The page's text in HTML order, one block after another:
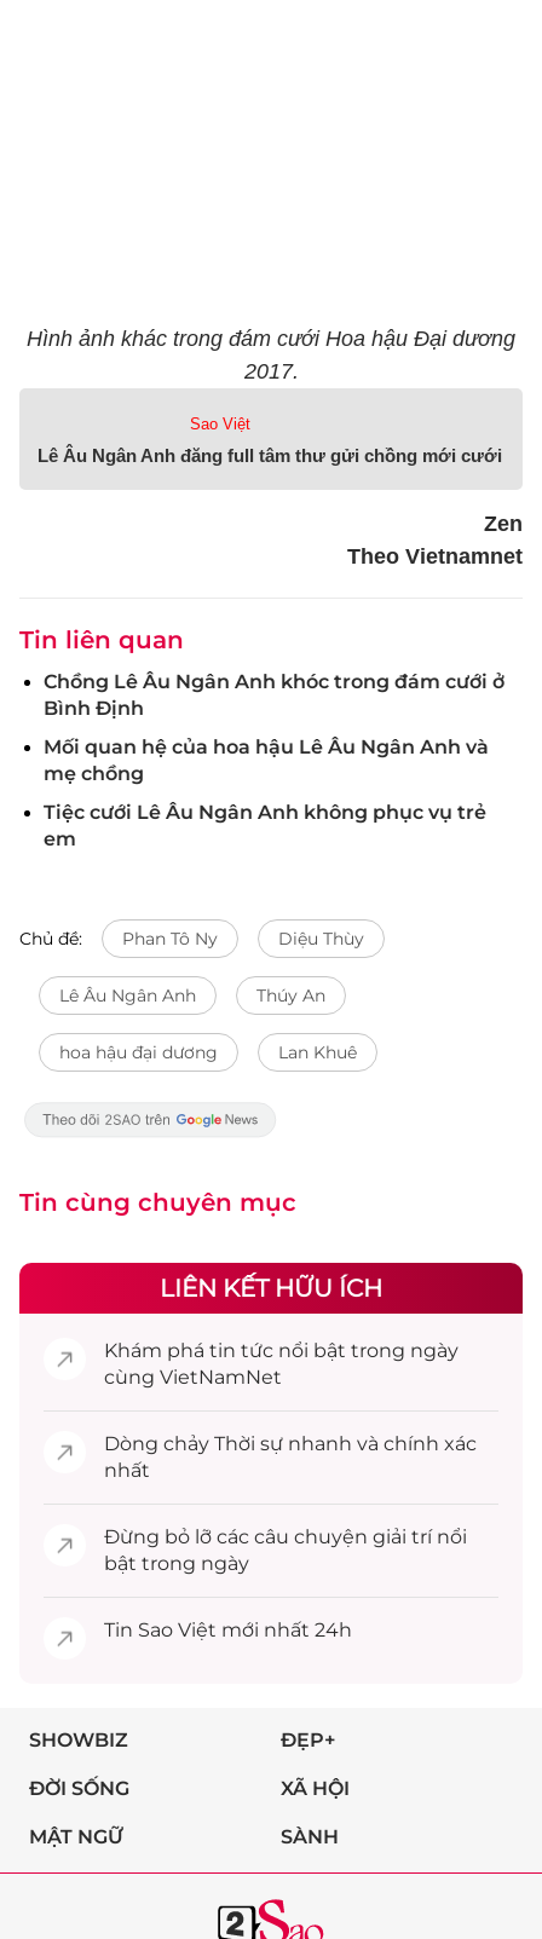
Hình ảnh khác trong đám cưới Hoa hậu Đại dương
2017.
Sao Việt
Lê Âu Ngân Anh đăng full tâm thư gửi chồng mới cưới
Zen
Theo Vietnamnet
Tin liên quan
Chồng Lê Âu Ngân Anh khóc trong đám cưới ở
Bình Định
Mối quan hệ của hoa hậu Lê Âu Ngân Anh và
mẹ chồng
Tiệc cưới Lê Âu Ngân Anh không phục vụ trẻ
em
Chủ đề: Phan Tô Ny Diệu Thùy
Lê Âu Ngân Anh Thúy An
hoa hậu đại dương Lan Khuê
Tin cùng chuyên mục
LIÊN KẾT HỮU ÍCH
Khám phá tin tức nổi bật trong ngày
cùng VietNamNet
Dòng chảy Thời sự nhanh và chính xác
nhất
Đừng bỏ lỡ các câu chuyện giải trínổi
bật trong ngày
Tin Sao Việt mới nhất 24h
SHOWBIZ ĐẸP+
ĐỜI SỐNG XÃ HỘI
MẬT NGỮ SÀNH